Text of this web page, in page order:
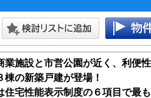
業施設と市営公園が近く、利便
棟の新築戸建が登場！
住宅性能表示制度の６項目で最